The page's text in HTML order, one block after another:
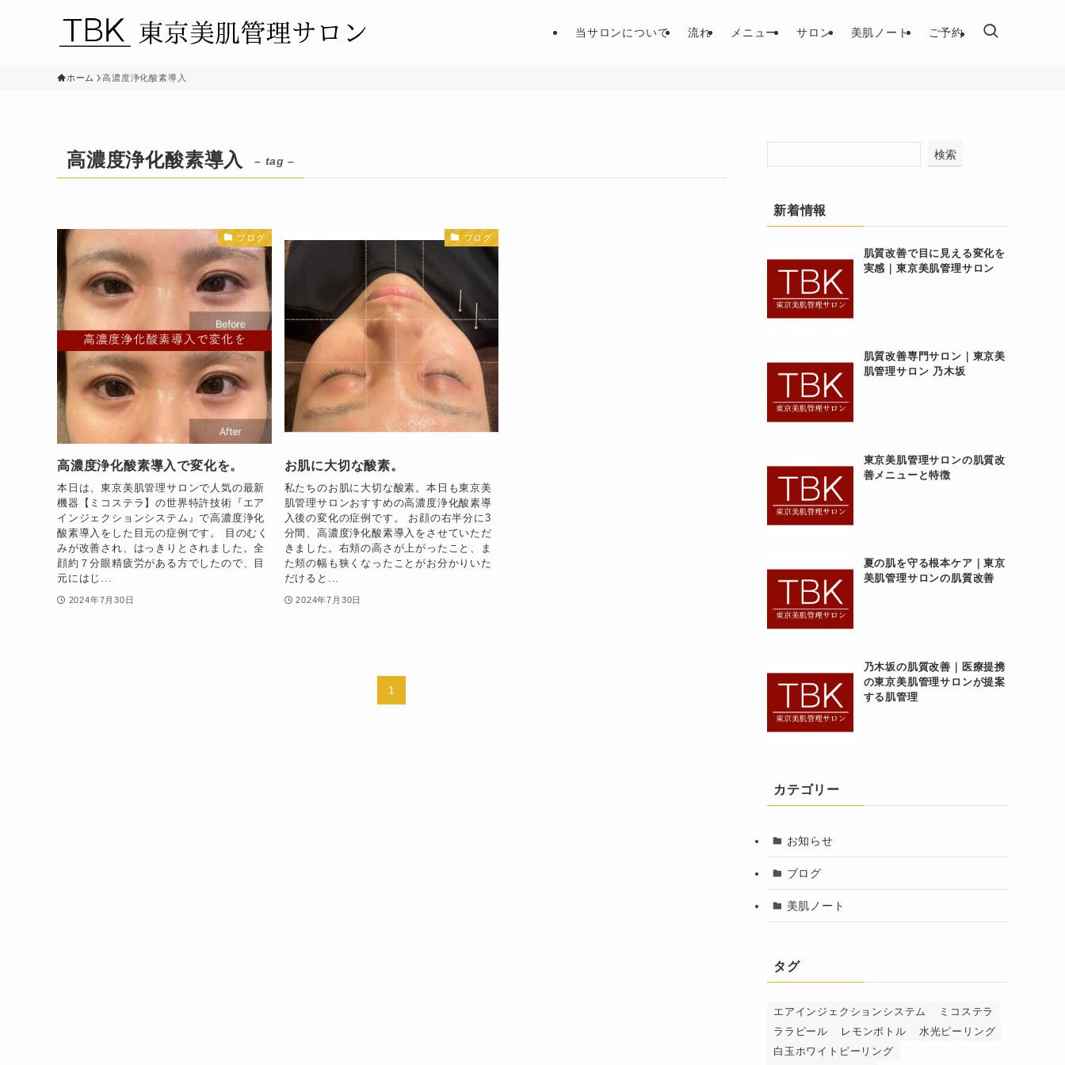
当サロンについて 流れ メニュー サロン 美肌ノート ご予約
ホーム 高濃度浄化酸素導入
高濃度浄化酸素導入 – tag –
ブログ
高濃度浄化酸素導入で変化を。
本日は、東京美肌管理サロンで人気の最新
機器【ミコステラ】の世界特許技術『エア
インジェクションシステム』で高濃度浄化
酸素導入をした目元の症例です。 目のむく
みが改善され、はっきりとされました。全
顔約７分眼精疲労がある方でしたので、目
元にはじ...
2024年7月30日
ブログ
お肌に大切な酸素。
私たちのお肌に大切な酸素。本日も東京美
肌管理サロンおすすめの高濃度浄化酸素導
入後の変化の症例です。 お顔の右半分に3
分間、高濃度浄化酸素導入をさせていただ
きました。右頬の高さが上がったこと、ま
た頬の幅も狭くなったことがお分かりいた
だけると...
2024年7月30日
1
検索
新着情報
肌質改善で目に見える変化を
実感｜東京美肌管理サロン
肌質改善専門サロン｜東京美
肌管理サロン 乃木坂
東京美肌管理サロンの肌質改
善メニューと特徴
夏の肌を守る根本ケア｜東京
美肌管理サロンの肌質改善
乃木坂の肌質改善｜医療提携
の東京美肌管理サロンが提案
する肌管理
カテゴリー
お知らせ
ブログ
美肌ノート
タグ
エアインジェクションシステム
ミコステラ
ララピール
レモンボトル
水光ピーリング
白玉ホワイトピーリング